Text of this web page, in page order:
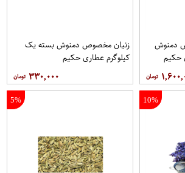
دمنوش
حکیم
زنیان مخصوص دمنوش بسته یک
کیلوگرم عطاری حکیم
۳۳۰,۰۰۰
10%
5%